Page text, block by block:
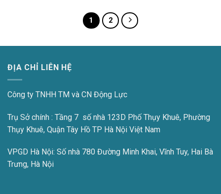
1 2
ĐỊA CHỈ LIÊN HỆ
Công ty TNHH TM và CN Động Lực
Trụ Sở chính : Tầng 7 số nhà 123D Phố Thụy Khuê, Phường
Thụy Khuê, Quận Tây Hồ TP Hà Nội Việt Nam
VPGD Hà Nội: Số nhà 780 Đường Minh Khai, Vĩnh Tuy, Hai Bà
Trưng, Hà Nội